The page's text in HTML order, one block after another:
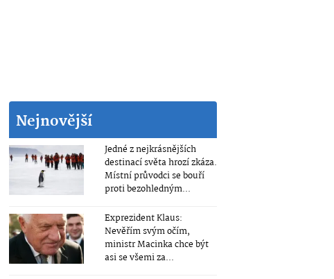
Nejnovější
Jedné z nejkrásnějších
destinací světa hrozí zkáza.
Místní průvodci se bouří
proti bezohledným...
Exprezident Klaus:
Nevěřím svým očím,
ministr Macinka chce být
asi se všemi za...